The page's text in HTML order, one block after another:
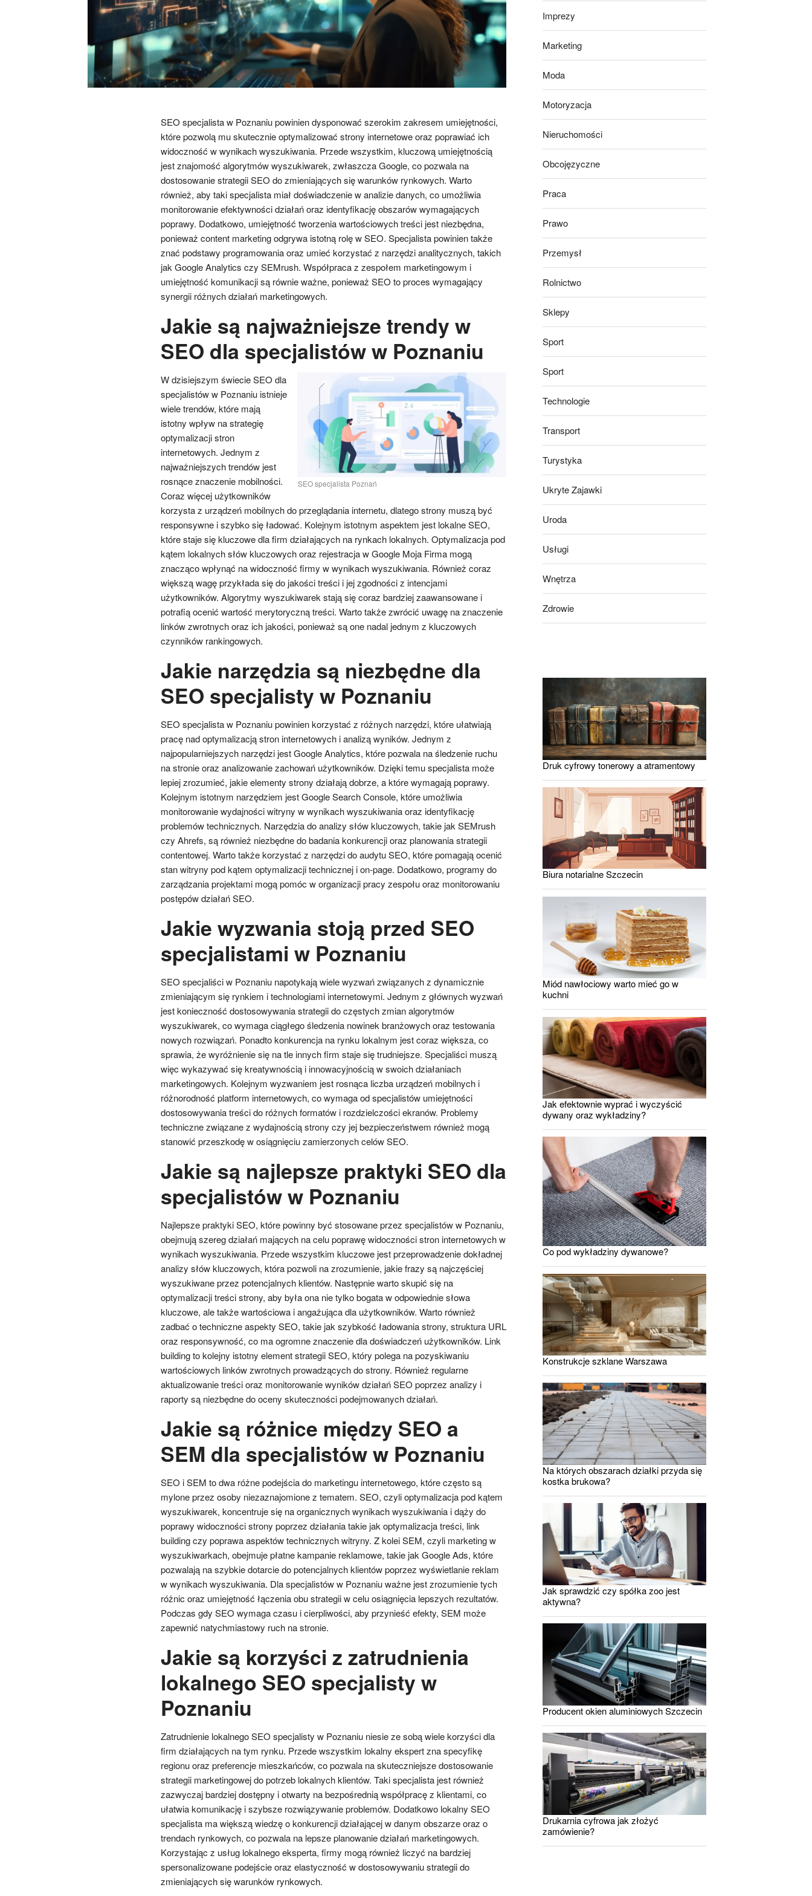
SEO specjalista w Poznaniu powinien dysponować szerokim zakresem umiejętności,
które pozwolą mu skutecznie optymalizować strony internetowe oraz poprawiać ich
widoczność w wynikach wyszukiwania. Przede wszystkim, kluczową umiejętnością
jest znajomość algorytmów wyszukiwarek, zwłaszcza Google, co pozwala na
dostosowanie strategii SEO do zmieniających się warunków rynkowych. Warto
również, aby taki specjalista miał doświadczenie w analizie danych, co umożliwia
monitorowanie efektywności działań oraz identyfikację obszarów wymagających
poprawy. Dodatkowo, umiejętność tworzenia wartościowych treści jest niezbędna,
ponieważ content marketing odgrywa istotną rolę w SEO. Specjalista powinien także
znać podstawy programowania oraz umieć korzystać z narzędzi analitycznych, takich
jak Google Analytics czy SEMrush. Współpraca z zespołem marketingowym i
umiejętność komunikacji są równie ważne, ponieważ SEO to proces wymagający
synergii różnych działań marketingowych.
Jakie są najważniejsze trendy w
SEO dla specjalistów w Poznaniu
SEO specjalista Poznań
W dzisiejszym świecie SEO dla
specjalistów w Poznaniu istnieje
wiele trendów, które mają
istotny wpływ na strategię
optymalizacji stron
internetowych. Jednym z
najważniejszych trendów jest
rosnące znaczenie mobilności.
Coraz więcej użytkowników
korzysta z urządzeń mobilnych do przeglądania internetu, dlatego strony muszą być
responsywne i szybko się ładować. Kolejnym istotnym aspektem jest lokalne SEO,
które staje się kluczowe dla firm działających na rynkach lokalnych. Optymalizacja pod
kątem lokalnych słów kluczowych oraz rejestracja w Google Moja Firma mogą
znacząco wpłynąć na widoczność firmy w wynikach wyszukiwania. Również coraz
większą wagę przykłada się do jakości treści i jej zgodności z intencjami
użytkowników. Algorytmy wyszukiwarek stają się coraz bardziej zaawansowane i
potrafią ocenić wartość merytoryczną treści. Warto także zwrócić uwagę na znaczenie
linków zwrotnych oraz ich jakości, ponieważ są one nadal jednym z kluczowych
czynników rankingowych.
Jakie narzędzia są niezbędne dla
SEO specjalisty w Poznaniu
SEO specjalista w Poznaniu powinien korzystać z różnych narzędzi, które ułatwiają
pracę nad optymalizacją stron internetowych i analizą wyników. Jednym z
najpopularniejszych narzędzi jest Google Analytics, które pozwala na śledzenie ruchu
na stronie oraz analizowanie zachowań użytkowników. Dzięki temu specjalista może
lepiej zrozumieć, jakie elementy strony działają dobrze, a które wymagają poprawy.
Kolejnym istotnym narzędziem jest Google Search Console, które umożliwia
monitorowanie wydajności witryny w wynikach wyszukiwania oraz identyfikację
problemów technicznych. Narzędzia do analizy słów kluczowych, takie jak SEMrush
czy Ahrefs, są również niezbędne do badania konkurencji oraz planowania strategii
contentowej. Warto także korzystać z narzędzi do audytu SEO, które pomagają ocenić
stan witryny pod kątem optymalizacji technicznej i on-page. Dodatkowo, programy do
zarządzania projektami mogą pomóc w organizacji pracy zespołu oraz monitorowaniu
postępów działań SEO.
Jakie wyzwania stoją przed SEO
specjalistami w Poznaniu
SEO specjaliści w Poznaniu napotykają wiele wyzwań związanych z dynamicznie
zmieniającym się rynkiem i technologiami internetowymi. Jednym z głównych wyzwań
jest konieczność dostosowywania strategii do częstych zmian algorytmów
wyszukiwarek, co wymaga ciągłego śledzenia nowinek branżowych oraz testowania
nowych rozwiązań. Ponadto konkurencja na rynku lokalnym jest coraz większa, co
sprawia, że wyróżnienie się na tle innych firm staje się trudniejsze. Specjaliści muszą
więc wykazywać się kreatywnością i innowacyjnością w swoich działaniach
marketingowych. Kolejnym wyzwaniem jest rosnąca liczba urządzeń mobilnych i
różnorodność platform internetowych, co wymaga od specjalistów umiejętności
dostosowywania treści do różnych formatów i rozdzielczości ekranów. Problemy
techniczne związane z wydajnością strony czy jej bezpieczeństwem również mogą
stanowić przeszkodę w osiągnięciu zamierzonych celów SEO.
Jakie są najlepsze praktyki SEO dla
specjalistów w Poznaniu
Najlepsze praktyki SEO, które powinny być stosowane przez specjalistów w Poznaniu,
obejmują szereg działań mających na celu poprawę widoczności stron internetowych w
wynikach wyszukiwania. Przede wszystkim kluczowe jest przeprowadzenie dokładnej
analizy słów kluczowych, która pozwoli na zrozumienie, jakie frazy są najczęściej
wyszukiwane przez potencjalnych klientów. Następnie warto skupić się na
optymalizacji treści strony, aby była ona nie tylko bogata w odpowiednie słowa
kluczowe, ale także wartościowa i angażująca dla użytkowników. Warto również
zadbać o techniczne aspekty SEO, takie jak szybkość ładowania strony, struktura URL
oraz responsywność, co ma ogromne znaczenie dla doświadczeń użytkowników. Link
building to kolejny istotny element strategii SEO, który polega na pozyskiwaniu
wartościowych linków zwrotnych prowadzących do strony. Również regularne
aktualizowanie treści oraz monitorowanie wyników działań SEO poprzez analizy i
raporty są niezbędne do oceny skuteczności podejmowanych działań.
Jakie są różnice między SEO a
SEM dla specjalistów w Poznaniu
SEO i SEM to dwa różne podejścia do marketingu internetowego, które często są
mylone przez osoby niezaznajomione z tematem. SEO, czyli optymalizacja pod kątem
wyszukiwarek, koncentruje się na organicznych wynikach wyszukiwania i dąży do
poprawy widoczności strony poprzez działania takie jak optymalizacja treści, link
building czy poprawa aspektów technicznych witryny. Z kolei SEM, czyli marketing w
wyszukiwarkach, obejmuje płatne kampanie reklamowe, takie jak Google Ads, które
pozwalają na szybkie dotarcie do potencjalnych klientów poprzez wyświetlanie reklam
w wynikach wyszukiwania. Dla specjalistów w Poznaniu ważne jest zrozumienie tych
różnic oraz umiejętność łączenia obu strategii w celu osiągnięcia lepszych rezultatów.
Podczas gdy SEO wymaga czasu i cierpliwości, aby przynieść efekty, SEM może
zapewnić natychmiastowy ruch na stronie.
Jakie są korzyści z zatrudnienia
lokalnego SEO specjalisty w
Poznaniu
Zatrudnienie lokalnego SEO specjalisty w Poznaniu niesie ze sobą wiele korzyści dla
firm działających na tym rynku. Przede wszystkim lokalny ekspert zna specyfikę
regionu oraz preferencje mieszkańców, co pozwala na skuteczniejsze dostosowanie
strategii marketingowej do potrzeb lokalnych klientów. Taki specjalista jest również
zazwyczaj bardziej dostępny i otwarty na bezpośrednią współpracę z klientami, co
ułatwia komunikację i szybsze rozwiązywanie problemów. Dodatkowo lokalny SEO
specjalista ma większą wiedzę o konkurencji działającej w danym obszarze oraz o
trendach rynkowych, co pozwala na lepsze planowanie działań marketingowych.
Korzystając z usług lokalnego eksperta, firmy mogą również liczyć na bardziej
spersonalizowane podejście oraz elastyczność w dostosowywaniu strategii do
zmieniających się warunków rynkowych.
Imprezy
Marketing
Moda
Motoryzacja
Nieruchomości
Obcojęzyczne
Praca
Prawo
Przemysł
Rolnictwo
Sklepy
Sport
Sport
Technologie
Transport
Turystyka
Ukryte Zajawki
Uroda
Usługi
Wnętrza
Zdrowie
Druk cyfrowy tonerowy a atramentowy
Biura notarialne Szczecin
Miód nawłociowy warto mieć go w
kuchni
Jak efektownie wyprać i wyczyścić
dywany oraz wykładziny?
Co pod wykładziny dywanowe?
Konstrukcje szklane Warszawa
Na których obszarach działki przyda się
kostka brukowa?
Jak sprawdzić czy spółka zoo jest
aktywna?
Producent okien aluminiowych Szczecin
Drukarnia cyfrowa jak złożyć
zamówienie?